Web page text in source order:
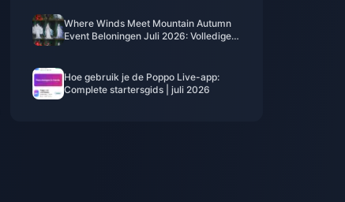
Where Winds Meet Mountain Autumn
Event Beloningen Juli 2026: Volledige
Hoe gebruik je de Poppo Live-app:
Complete startersgids | juli 2026